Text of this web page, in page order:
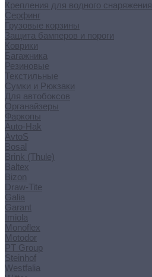
Крепления для водного снаряжения
Серфинг
Грузовые корзины
Защита бамперов и пороги
Коврики
Багажника
Резиновые
Текстильные
Сумки и Рюкзаки
Для автобоксов
Органайзеры
Фаркопы
Auto-Hak
AvtoS
Bosal
Brink (Thule)
Baltex
Bizon
Draw-Tite
Galia
Garant
Imiola
Monoflex
Motodor
PT Group
Steinhof
Westfalia